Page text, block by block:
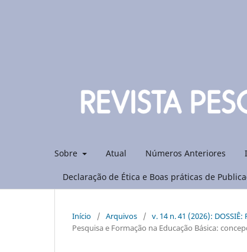
Sobre Atual Números Anteriores
Declaração de Ética e Boas práticas de
Início / Arquivos / v. 14 n. 41 (2026):
Pesquisa e Formação na Educação Básica: